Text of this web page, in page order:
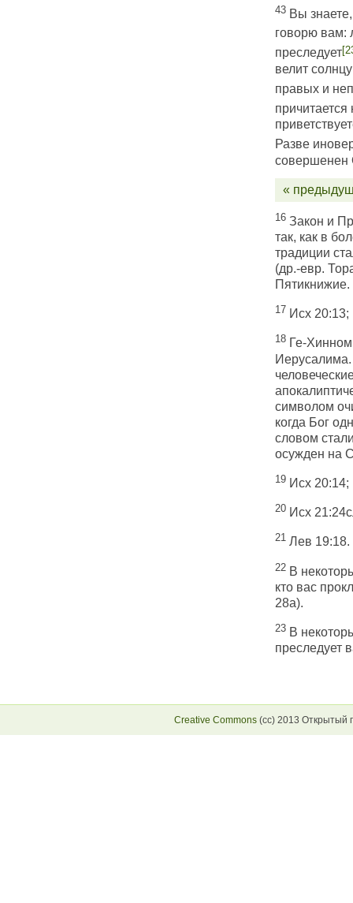
43Вы знаете,
говорю вам:
преследует
велит
правых и
Разве
совершенен
«
16Закон и
так, как в
традиции
(др.-евр.
Пятикнижие.
17 Исх 20:13;
18Ге-Хинном
символом
когда Бог
словом
осужден на
19Исх 20:14;
20Исх
21Лев 19:18.
22В
кто вас
28а).
23В
преследует
Creative Commons (сс) 2013 Открытый